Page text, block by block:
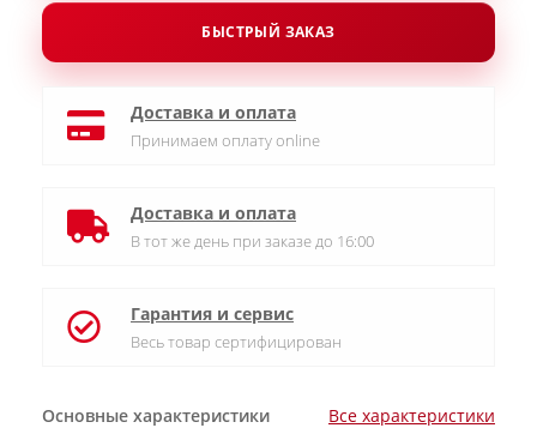
Основные характеристики Все характеристики
БЫСТРЫЙ ЗАКАЗ
Доставка и оплата
Принимаем оплату online
Доставка и оплата
В тот же день при заказе до 16:00
Гарантия и сервис
Весь товар сертифицирован